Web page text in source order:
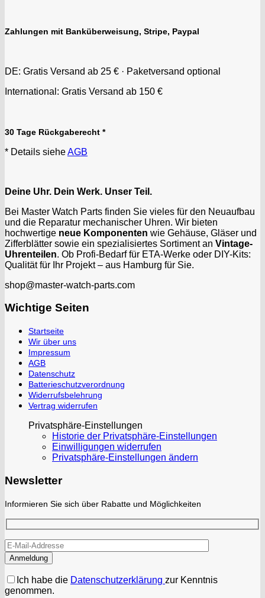
Zahlungen mit Banküberweisung, Stripe, Paypal
DE: Gratis Versand ab 25 € · Paketversand optional
International: Gratis Versand ab 150 €
30 Tage Rückgaberecht *
* Details sieheAGB
Deine Uhr. Dein Werk. Unser Teil.
Bei Master Watch Parts finden Sie vieles für den Neuaufbau
und die Reparatur mechanischer Uhren. Wir bieten
hochwertige neue Komponenten wie Gehäuse, Gläser und
Zifferblätter sowie ein spezialisiertes Sortiment an Vintage-
Uhrenteilen. Ob Profi-Bedarf für ETA-Werke oder DIY-Kits:
Qualität für Ihr Projekt – aus Hamburg für Sie.
shop@master-watch-parts.com
Wichtige Seiten
Startseite
Wir über uns
Impressum
AGB
Datenschutz
Batterieschutzverordnung
Widerrufsbelehrung
Vertrag widerrufen
Privatsphäre-Einstellungen
Historie der Privatsphäre-Einstellungen
Einwilligungen widerrufen
Privatsphäre-Einstellungen ändern
Newsletter
Informieren Sie sich über Rabatte und Möglichkeiten
Ich habe die Datenschutzerklärung zur Kenntnis
genommen.